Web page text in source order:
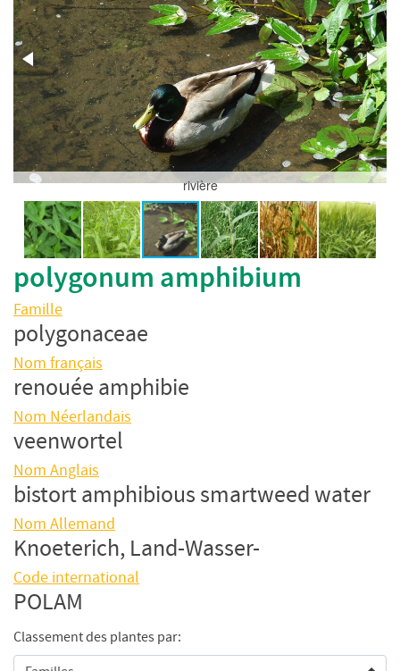
Classement des plantes par:
rivière
polygonum amphibium
Famille
polygonaceae
Nom français
renouée amphibie
Nom Néerlandais
veenwortel
Nom Anglais
bistort amphibious smartweed water
Nom Allemand
Knoeterich, Land-Wasser-
Code international
POLAM